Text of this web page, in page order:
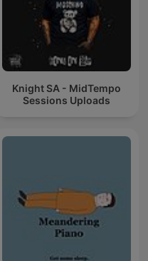
Knight SA - MidTempo
Sessions Uploads